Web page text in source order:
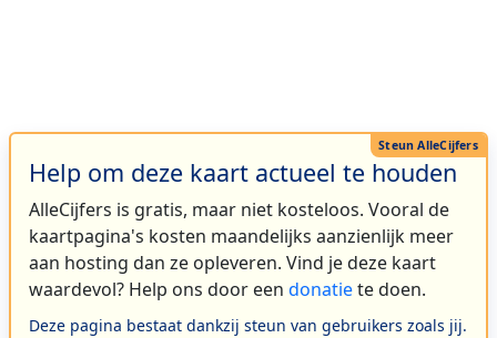
Help om deze kaart actueel te houden
AlleCijfers is gratis, maar niet kosteloos. Vooral de
kaartpagina's kosten maandelijks aanzienlijk meer
aan hosting dan ze opleveren. Vind je deze kaart
waardevol? Help ons door een donatiete doen.
Deze pagina bestaat dankzij steun van gebruikers zoals jij.